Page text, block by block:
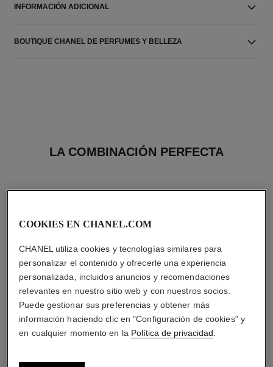
INFORMACIÓN ADICIONAL
BOUTIQUE CHANEL DE PERFUMES Y BELLEZA
LA COMBINACIÓN PERFECTA
COOKIES EN CHANEL.COM
CHANEL utiliza cookies y tecnologías similares para
personalizar el contenido y ofrecerle una experiencia
personalizada, incluidos anuncios y recomendaciones
relevantes en nuestro sitio web y con nuestros socios.
Puede gestionar sus preferencias y obtener más
información haciendo clic en "Configuración de cookies" y
en cualquier momento en la Política de privacidad